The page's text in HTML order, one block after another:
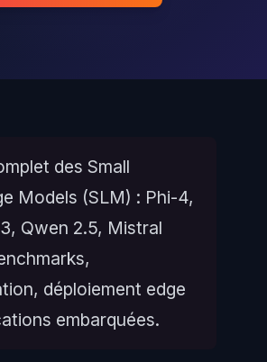
des Small
Models (SLM) : Phi-4,
Qwen 2.5, Mistral
déploiement edge
embarquées.